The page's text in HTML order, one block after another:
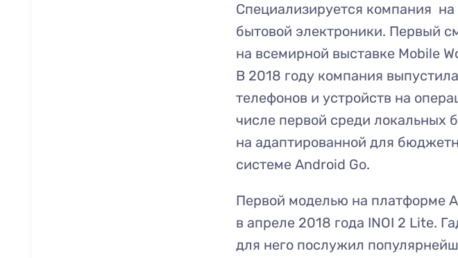
Специализируется компания на
бытовой электроники. Первый
на всемирной выставке Mobile
В 2018 году компания
телефонов и устройств на
числе первой среди локальных
на адаптированной для
системе Android Go.
Первой моделью на платформе
в апреле 2018 года INOI 2 Lite.
для него послужил